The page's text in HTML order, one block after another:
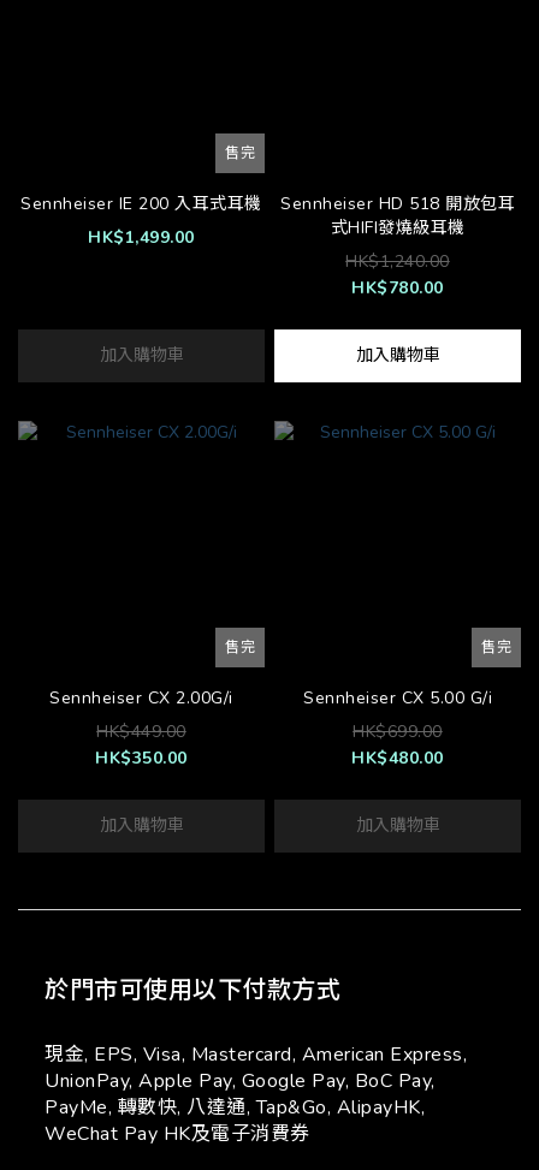
售完
Sennheiser IE 200 入耳式耳機
HK$1,499.00
加入購物車
Sennheiser HD 518 開放包耳
式HIFI發燒級耳機
HK$1,240.00
HK$780.00
加入購物車
售完
Sennheiser CX 2.00G/i
HK$449.00
HK$350.00
加入購物車
售完
Sennheiser CX 5.00 G/i
HK$699.00
HK$480.00
加入購物車
於門市可使用以下付款方式
現金, EPS, Visa, Mastercard, American Express,
UnionPay, Apple Pay, Google Pay, BoC Pay,
PayMe, 轉數快, 八達通, Tap&Go, AlipayHK,
WeChat Pay HK及電子消費券